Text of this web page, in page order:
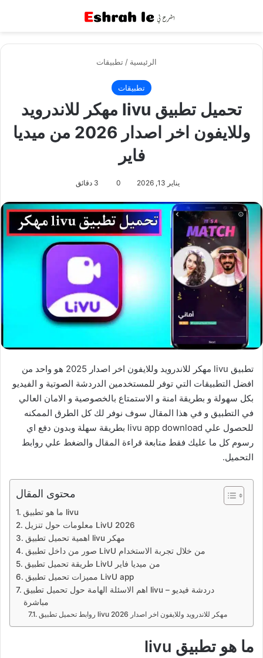
الرئيسية / تطبيقات
تطبيقات
تحميل تطبيق livu مهكر للاندرويد
وللايفون اخر اصدار 2026 من ميديا
فاير
يناير 13, 2026 0
تطبيق livu مهكر للاندرويد وللايفون اخر اصدار 2025 هو واحد من
افضل التطبيقات التي توفر للمستخدمين الدردشة الصوتية و الفيديو
بكل سهولة و بطريقة امنة و الاستمتاع بالخصوصية و الامان العالي
في التطبيق و في هذا المقال سوف نوفر لك كل الطرق الممكنه
للحصول علي livu app download بطريقة سهلة وبدون دفع اي
رسوم كل ما عليك فقط متابعة قراءة المقال والضغط علي روابط
التحميل.
محتوى المقال
ما هو تطبيق livu
معلومات حول تنزيل LivU 2026
اهمية تحميل تطبيق livu مهكر
صور من داخل تطبيق LivU من خلال تجربة الاستخدام
طريقة تحميل تطبيق LivU من ميديا فاير
مميزات تحميل تطبيق LivU app
اهم الاسئلة الهامة حول تحميل تطبيق livu – دردشة فيديو
روابط تحميل تطبيق livu مهكر للاندرويد وللايفون اخر اصدار 2026
ما هو تطبيق livu